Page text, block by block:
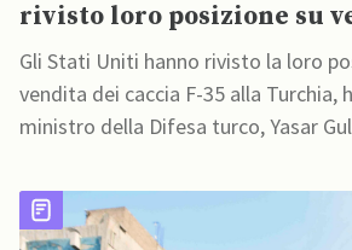
rivisto loro posizione su
Ankara”
Gli Stati Uniti hanno rivisto la loro
vendita dei caccia F-35 alla Turchia,
ministro della Difesa turco, Yasar